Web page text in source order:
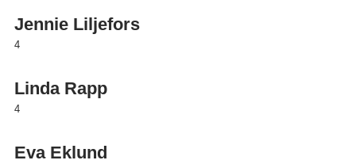
Jennie Liljefors
4
Linda Rapp
4
Eva Eklund